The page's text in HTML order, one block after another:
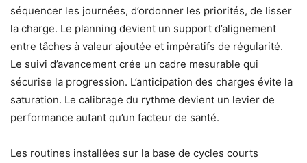
séquencer les journées, d’ordonner les priorités, de lisser
la charge. Le planning devient un support d’alignement
entre tâches à valeur ajoutée et impératifs de régularité.
Le suivi d’avancement crée un cadre mesurable qui
sécurise la progression. L’anticipation des charges évite la
saturation. Le calibrage du rythme devient un levier de
performance autant qu’un facteur de santé.
Les routines installées sur la base de cycles courts